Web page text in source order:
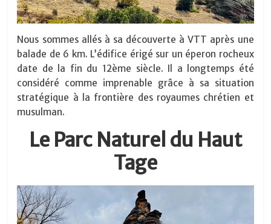
Nous sommes allés à sa découverte à VTT après une
balade de 6 km. L’édifice érigé sur un éperon rocheux
date de la fin du 12ème siècle. Il a longtemps été
considéré comme imprenable grâce à sa situation
stratégique à la frontière des royaumes chrétien et
musulman.
Le Parc Naturel du Haut
Tage